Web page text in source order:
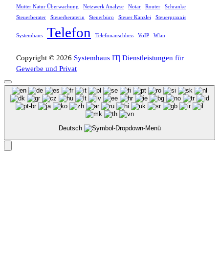
Mutter Natur Überwachung Netzwerk Analyse Notar Router
Schranke
Steuerberater
Steuerberaterin Steuerbüro Steuer Kanzlei Steuerpraxxis
Systemhaus Telefon Telefonanschluss VoIP Wlan
Copyright © 2026 Systemhaus IT| Dienstleistungen für
Gewerbe und Privat
Deutsch